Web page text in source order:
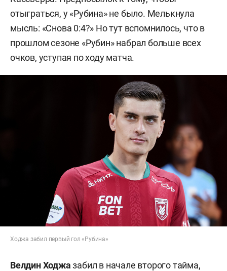
отыграться, у «Рубина» не было. Мелькнула
мысль: «Снова 0:4?» Но тут вспомнилось, что в
прошлом сезоне «Рубин» набрал больше всех
очков, уступая по ходу матча.
Ходжа забил первый гол «Рубина»
Велдин Ходжазабил в начале второго тайма,